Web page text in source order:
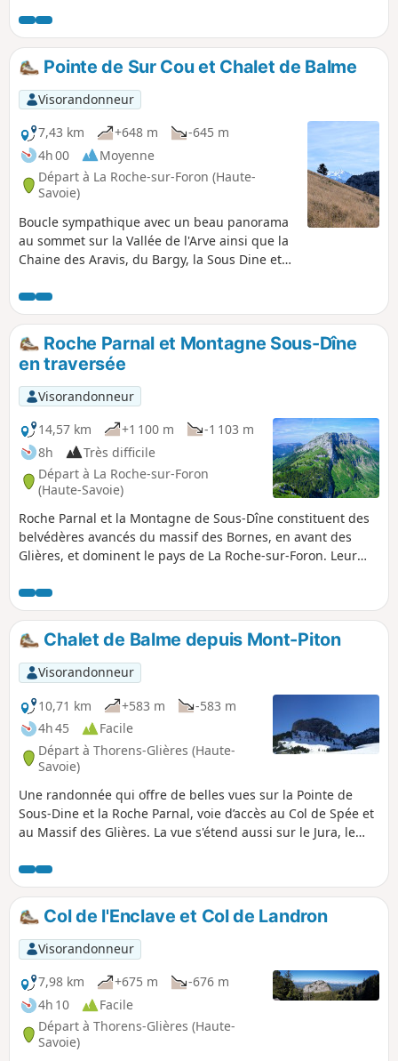
Pointe de Sur Cou et Chalet de Balme
Visorandonneur
7,43 km
+648 m
-645 m
4h 00
Moyenne
Départ à La Roche-sur-Foron (Haute-
Savoie)
Boucle sympathique avec un beau panorama
au sommet sur la Vallée de l'Arve ainsi que la
Chaine des Aravis, du Bargy, la Sous Dine etc.
dans la descente car passage au Chalet de
Balme.Randonnée très fréquentée car Chalet
de Balme entre autre.
Roche Parnal et Montagne Sous-Dîne
en traversée
Visorandonneur
14,57 km
+1 100 m
-1 103 m
8h
Très difficile
Départ à La Roche-sur-Foron
(Haute-Savoie)
Roche Parnal et la Montagne de Sous-Dîne constituent des
belvédères avancés du massif des Bornes, en avant des
Glières, et dominent le pays de La Roche-sur-Foron. Leur
mais exigeant : quelques secteurs sont aériens et plusieurs
passages câblés demandent de l'attention, notamment celui
du Col du Câble, qui justifie la cotation retenue.
Chalet de Balme depuis Mont-Piton
Visorandonneur
10,71 km
+583 m
-583 m
4h 45
Facile
Départ à Thorens-Glières (Haute-
Savoie)
Une randonnée qui offre de belles vues sur la Pointe de
Sous-Dine et la Roche Parnal, voie d’accès au Col de Spée et
au Massif des Glières. La vue s'étend aussi sur le Jura, le
Col de l'Enclave et Col de Landron
Visorandonneur
7,98 km
+675 m
-676 m
4h 10
Facile
Départ à Thorens-Glières (Haute-
Savoie)